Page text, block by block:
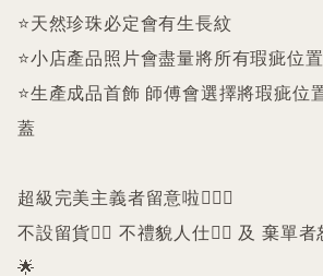
⭐️天然珍珠必定會有生長紋
⭐️小店產品照片會盡量將所有瑕疵位
⭐️生產成品首飾 師傅會選擇將瑕疵位
蓋
超級完美主義者留意啦🙇🏻‍♀️
不設留貨🙅‍♀️ 不禮貌人仕🙅‍♀️ 及 棄單者
🌟